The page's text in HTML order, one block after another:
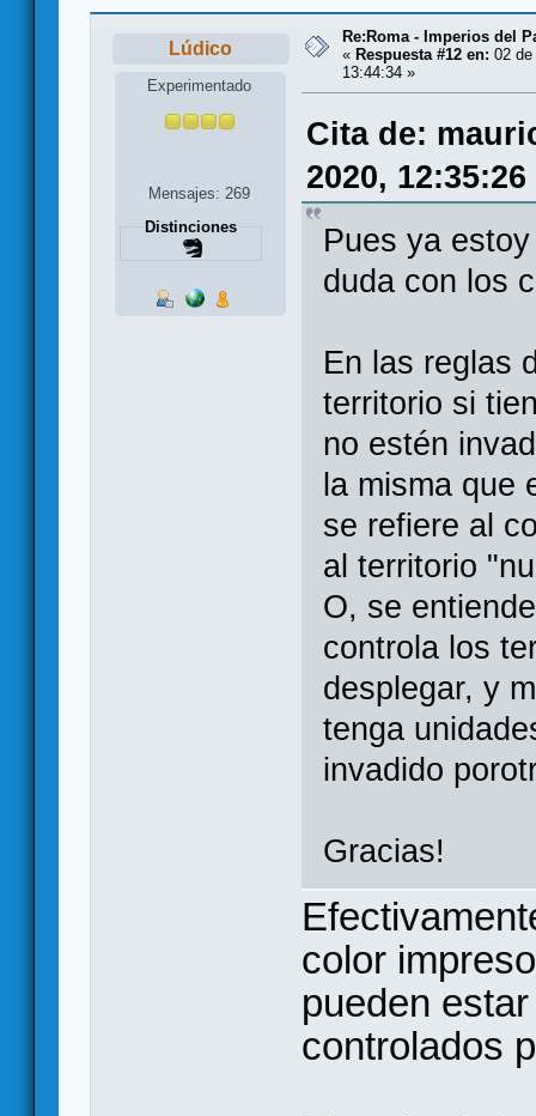
Lúdico
Experimentado
Mensajes: 269
Distinciones
Re:Roma - Imperios del
« Respuesta #12 en: 02
13:44:34 »
Cita de:
2020, 12:35:26
Pues ya
duda con los
En las reglas
territorio si
no estén
la misma que
se refiere al
al territorio
O, se
controla los
desplegar, y
tenga
invadido
Gracias!
color
pueden
controlados